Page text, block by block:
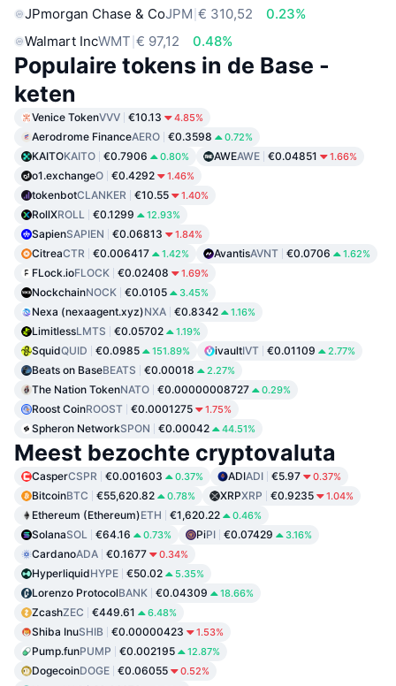
JPmorgan Chase & CoJPM € 310,52
0.23%
Walmart IncWMT € 97,12 0.48%
Populaire tokens in de Base -
keten
Venice TokenVVV €10.13 4.85%
Aerodrome FinanceAERO €0.3598 0.72%
KAITOKAITO €0.7906 0.80% AWEAWE €0.04851 1.66%
o1.exchangeO €0.4292 1.46%
tokenbotCLANKER €10.55 1.40%
RollXROLL €0.1299 12.93%
SapienSAPIEN €0.06813 1.84%
CitreaCTR €0.006417 1.42% AvantisAVNT €0.0706 1.62%
FLock.ioFLOCK €0.02408 1.69%
NockchainNOCK €0.0105 3.45%
Nexa (nexaagent.xyz)NXA €0.8342 1.16%
LimitlessLMTS €0.05702 1.19%
SquidQUID €0.0985 151.89% ivaultIVT €0.01109 2.77%
Beats on BaseBEATS €0.00018 2.27%
The Nation TokenNATO €0.00000008727 0.29%
Roost CoinROOST €0.0001275 1.75%
Spheron NetworkSPON €0.00042 44.51%
Meest bezochte cryptovaluta
CasperCSPR €0.001603 0.37% ADIADI €5.97 0.37%
BitcoinBTC €55,620.82 0.78% XRPXRP €0.9235 1.04%
Ethereum (Ethereum)ETH €1,620.22 0.46%
SolanaSOL €64.16 0.73% PiPI €0.07429 3.16%
CardanoADA €0.1677 0.34%
HyperliquidHYPE €50.02 5.35%
Lorenzo ProtocolBANK €0.04309 18.66%
ZcashZEC €449.61 6.48%
Shiba InuSHIB €0.00000423 1.53%
Pump.funPUMP €0.002195 12.87%
DogecoinDOGE €0.06055 0.52%